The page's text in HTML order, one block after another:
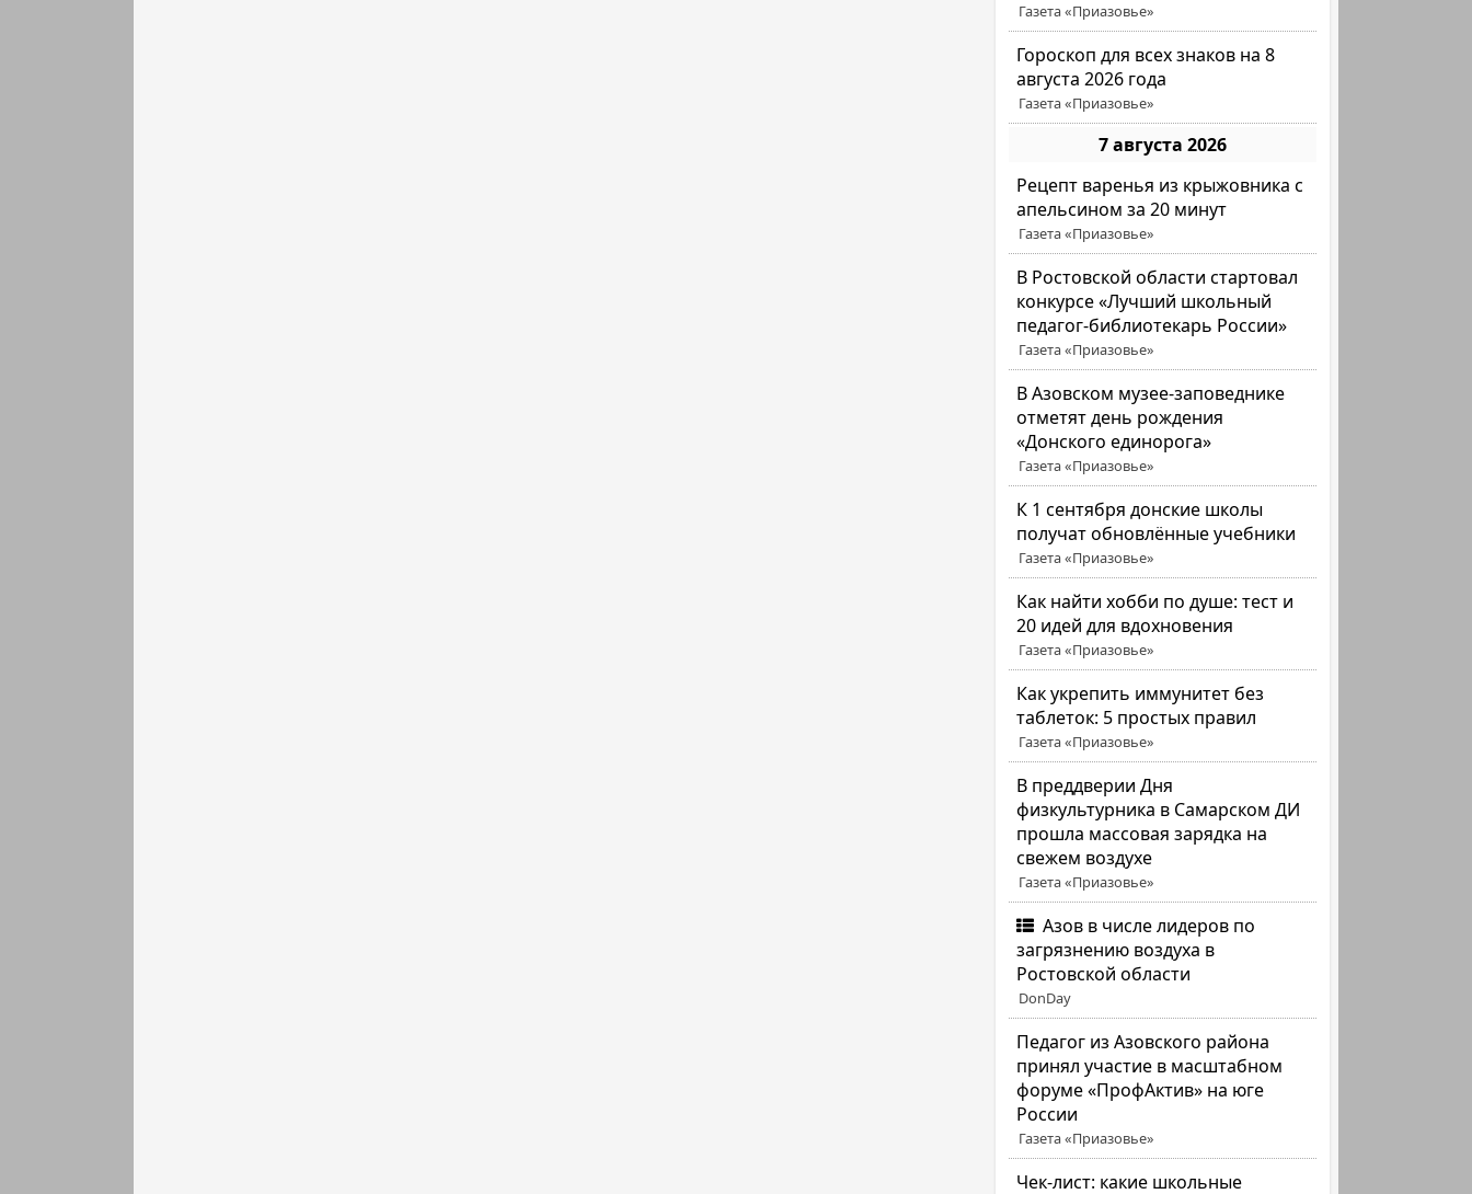
Газета «Приазовье»
Гороскоп для всех знаков на 8
августа 2026 года
Газета «Приазовье»
7 августа 2026
Рецепт варенья из крыжовника с
апельсином за 20 минут
Газета «Приазовье»
В Ростовской области стартовал
конкурсе «Лучший школьный
педагог-библиотекарь России»
Газета «Приазовье»
В Азовском музее-заповеднике
отметят день рождения
«Донского единорога»
Газета «Приазовье»
К 1 сентября донские школы
получат обновлённые учебники
Газета «Приазовье»
Как найти хобби по душе: тест и
20 идей для вдохновения
Газета «Приазовье»
Как укрепить иммунитет без
таблеток: 5 простых правил
Газета «Приазовье»
В преддверии Дня
физкультурника в Самарском ДИ
прошла массовая зарядка на
свежем воздухе
Газета «Приазовье»
Азов в числе лидеров по
загрязнению воздуха в
Ростовской области
DonDay
Педагог из Азовского района
принял участие в масштабном
форуме «ПрофАктив» на юге
России
Газета «Приазовье»
Чек-лист: какие школьные